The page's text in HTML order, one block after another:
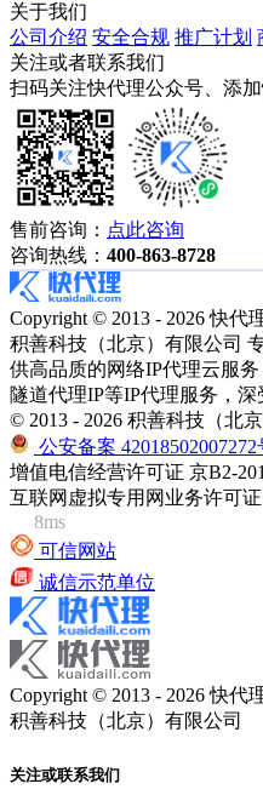
关于我们
公司介绍 安全合规 推广计划
关注或者联系我们
扫码关注快代理公众号、添
售前咨询： 点此咨询
咨询热线： 400-863-8728
Copyright © 2013 - 2026 快代
积善科技（北京）有限公司
供高品质的网络IP代理云服务
隧道代理IP等IP代理服务，深
© 2013 - 2026 积善科技（北
公安备案 42018502007272
增值电信经营许可证 京B2-
互联网虚拟专用网业务许可证
8ms
可信网站
诚信示范单位
Copyright © 2013 - 2026 快代
积善科技（北京）有限公司
关注或联系我们